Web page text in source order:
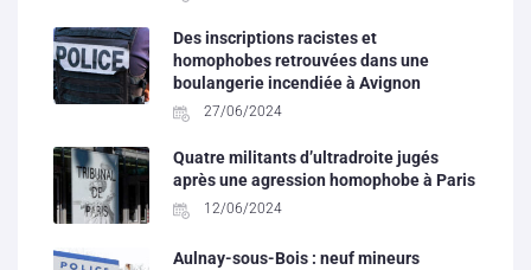
Des inscriptions racistes et
homophobes retrouvées dans une
boulangerie incendiée à Avignon
27/06/2024
Quatre militants d’ultradroite jugés
après une agression homophobe à Paris
12/06/2024
Aulnay-sous-Bois : neuf mineurs